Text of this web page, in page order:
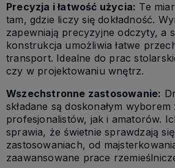
Precyzja i łatwość użycia: Te
tam, gdzie liczy się dokładność.
zapewniają precyzyjne odczyty, a
konstrukcja umożliwia łatwe
transport. Idealne do prac
czy w projektowaniu wnętrz.
Wszechstronne zastosowanie:
składane są doskonałym
profesjonalistów, jak i amatorów.
sprawia, że świetnie sprawdzają
zastosowaniach, od
zaawansowane prace